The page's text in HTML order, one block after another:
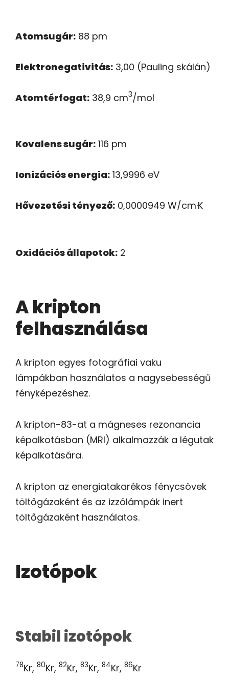
Atomsugár: 88 pm
Elektronegativitás: 3,00 (Pauling skálán)
Atomtérfogat: 38,9 cm3/mol
Kovalens sugár: 116 pm
Ionizációs energia: 13,9996 eV
Hővezetési tényező: 0,0000949 W/cm·K
Oxidációs állapotok: 2
A kripton
felhasználása
A kripton egyes fotográfiai vaku
lámpákban használatos a nagysebességű
fényképezéshez.
A kripton-83-at a mágneses rezonancia
képalkotásban (MRI) alkalmazzák a légutak
képalkotására.
A kripton az energiatakarékos fénycsövek
töltőgázaként és az izzólámpák inert
töltőgázaként használatos.
Izotópok
Stabil izotópok
78Kr, 80Kr, 82Kr, 83Kr, 84Kr, 86Kr